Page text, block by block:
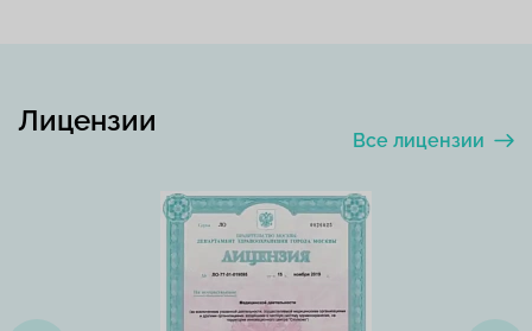
Лицензии
Все лицензии